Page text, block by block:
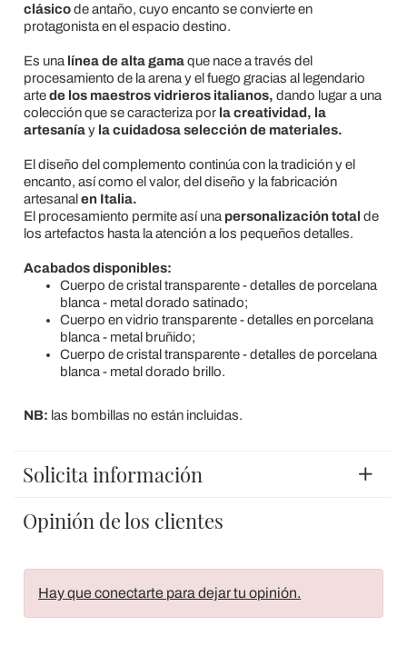
clásicode antaño, cuyo encanto se convierte en
protagonista en el espacio destino.
Es una línea de alta gamaque nace a través del
procesamiento de la arena y el fuego gracias al legendario
artede los maestros vidrieros italianos, dando lugar a una
colección que se caracteriza por la creatividad, la
artesaníay la cuidadosa selección de materiales.
El diseño del complemento continúa con la tradición y el
encanto, así como el valor, del diseño y la fabricación
artesanal en Italia.
El procesamiento permite así una personalización total de
los artefactos hasta la atención a los pequeños detalles.
Acabados disponibles:
Cuerpo de cristal transparente - detalles de porcelana
blanca - metal dorado satinado;
Cuerpo en vidrio transparente - detalles en porcelana
blanca - metal bruñido;
Cuerpo de cristal transparente - detalles de porcelana
blanca - metal dorado brillo.
NB: las bombillas no están incluidas.
Solicita información
Opinión de los clientes
Hay que conectarte para dejar tu opinión.